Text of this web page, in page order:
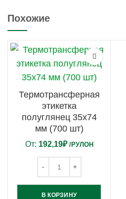
Похожие
Термотрансферная
этикетка
полуглянец 35х74
мм (700 шт)
От: 192,19₽ /РУЛОН
В КОРЗИНУ